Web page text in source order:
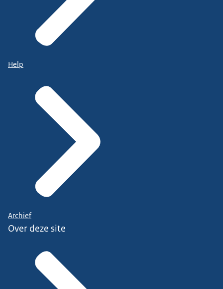
Help
Archief
Over deze site